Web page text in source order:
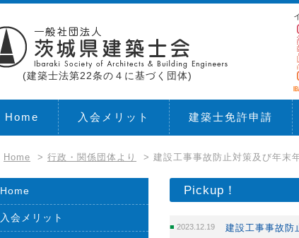
(建築士法第22条の４に基づく団体)
Home 入会メリット 建築士免許申請
Home > 行政・関係団体より > 建設工事事故防止対策及び年末
Pickup！
2023.12.19 建設工事事故防
Home
入会メリット